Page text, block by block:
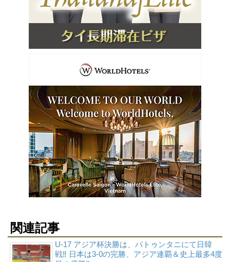
関連記事
U-17 アジア杯決勝は、パトゥンタニにて日韓
戦‼ 日本は3-0の完勝、アジア連覇＆史上最多4度